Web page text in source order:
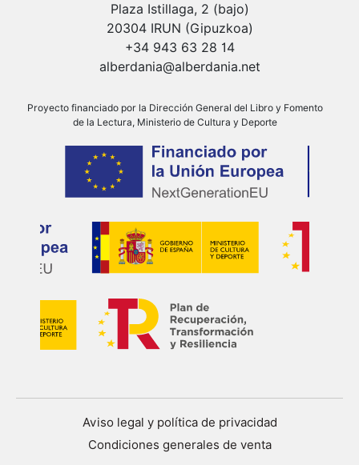
Plaza Istillaga, 2 (bajo)
20304 IRUN (Gipuzkoa)
+34 943 63 28 14
alberdania@alberdania.net
Proyecto financiado por la Dirección General del Libro y Fomento
de la Lectura, Ministerio de Cultura y Deporte
Aviso legal y política de privacidad
Condiciones generales de venta